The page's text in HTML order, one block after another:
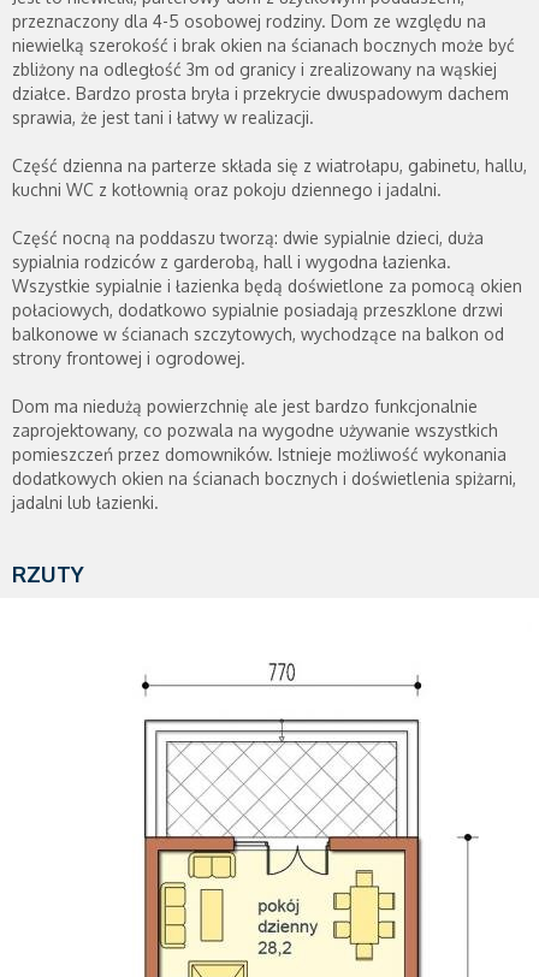
przeznaczony dla 4-5 osobowej rodziny. Dom ze względu na
niewielką szerokość i brak okien na ścianach bocznych może być
zbliżony na odległość 3m od granicy i zrealizowany na wąskiej
działce. Bardzo prosta bryła i przekrycie dwuspadowym dachem
sprawia, że jest tani i łatwy w realizacji.
Część dzienna na parterze składa się z wiatrołapu, gabinetu, hallu,
kuchni WC z kotłownią oraz pokoju dziennego i jadalni.
Część nocną na poddaszu tworzą: dwie sypialnie dzieci, duża
sypialnia rodziców z garderobą, hall i wygodna łazienka.
Wszystkie sypialnie i łazienka będą doświetlone za pomocą okien
połaciowych, dodatkowo sypialnie posiadają przeszklone drzwi
balkonowe w ścianach szczytowych, wychodzące na balkon od
strony frontowej i ogrodowej.
Dom ma niedużą powierzchnię ale jest bardzo funkcjonalnie
zaprojektowany, co pozwala na wygodne używanie wszystkich
pomieszczeń przez domowników. Istnieje możliwość wykonania
dodatkowych okien na ścianach bocznych i doświetlenia spiżarni,
jadalni lub łazienki.
RZUTY